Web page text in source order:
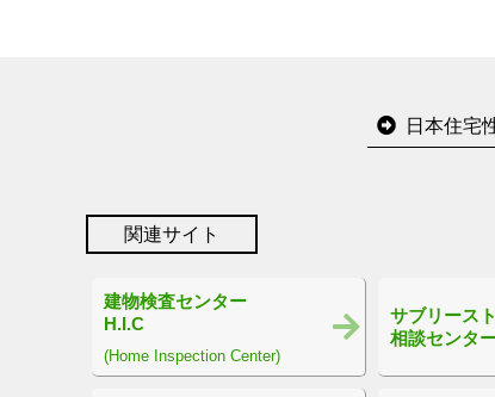
日本住宅
関連サイト
建物検査センター
H.I.C
(Home Inspection Center)
サブリース
相談センタ